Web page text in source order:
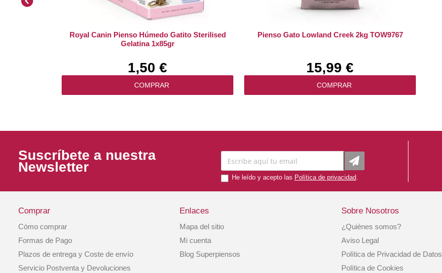
Royal Canin Pienso Húmedo Gatito Sterilised
Gelatina 1x85gr
1,50 €
COMPRAR
Pienso Gato Lowland Creek 2kg TOW9767
15,99 €
COMPRAR
Royal Canin Pienso Gato Satiety Balance 3,5kg
36,99 €
Pienso Gato Tarrina Pechuga Pollo Y Arroz 60
Gr. Applaws
1,49 €
Suscríbete a nuestra
Newsletter
He leído y acepto las Política de privacidad.
Comprar
Cómo comprar
Formas de Pago
Plazos de entrega y Coste de envío
Servicio Postventa y Devoluciones
Enlaces
Mapa del sitio
Mi cuenta
Blog Superpiensos
Sobre Nosotros
¿Quiénes somos?
Aviso Legal
Política de Privacidad de Datos
Política de Cookies